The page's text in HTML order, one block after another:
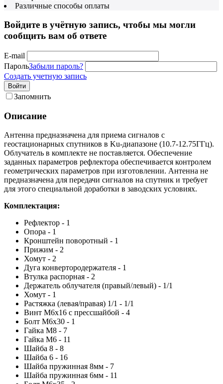
Различные способы оплаты
Войдите в учётную запись, чтобы мы могли
сообщить вам об ответе
E-mail
ПарольЗабыли пароль?
Создать учетную запись
Войти
Запомнить
Описание
Антенна предназначена для приема сигналов с
геостационарных спутников в Ku-диапазоне (10.7-12.75ГГц).
Облучатель в комплекте не поставляется. Обеспечение
заданных параметров рефлектора обеспечивается контролем
геометрических параметров при изготовлении. Антенна не
предназначена для передачи сигналов на спутник и требует
для этого специальной доработки в заводских условиях.
Комплектация:
Рефлектор - 1
Опора - 1
Кронштейн поворотный - 1
Прижим - 2
Хомут - 2
Дуга конвертородержателя - 1
Втулка распорная - 2
Держатель облучателя (правый/левый) - 1/1
Хомут - 1
Растяжка (левая/правая) 1/1 - 1/1
Винт М6х16 с прессшайбой - 4
Болт М6х30 - 1
Гайка М8 - 7
Гайка М6 - 11
Шайба 8 - 8
Шайба 6 - 16
Шайба пружинная 8мм - 7
Шайба пружинная 6мм - 11